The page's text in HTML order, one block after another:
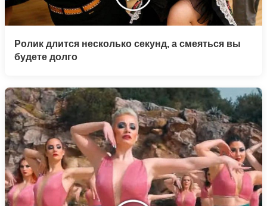
Ролик длится несколько секунд, а смеяться вы
будете долго